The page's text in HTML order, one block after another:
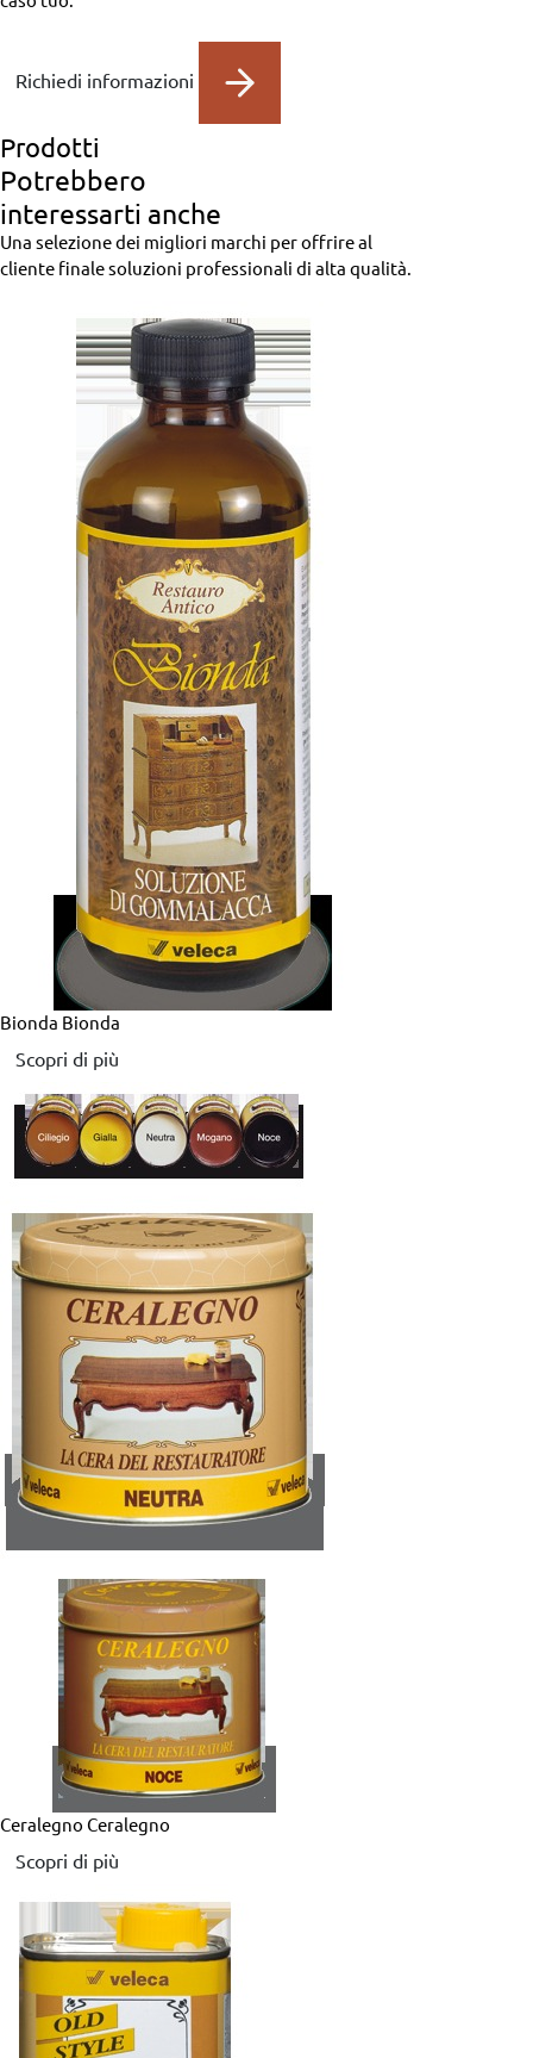
Richiedi informazioni
Prodotti
Potrebbero
interessarti anche
Una selezione dei migliori marchi per offrire al
cliente finale soluzioni professionali di alta qualità.
Bionda Bionda
Scopri di più
Ceralegno Ceralegno
Scopri di più